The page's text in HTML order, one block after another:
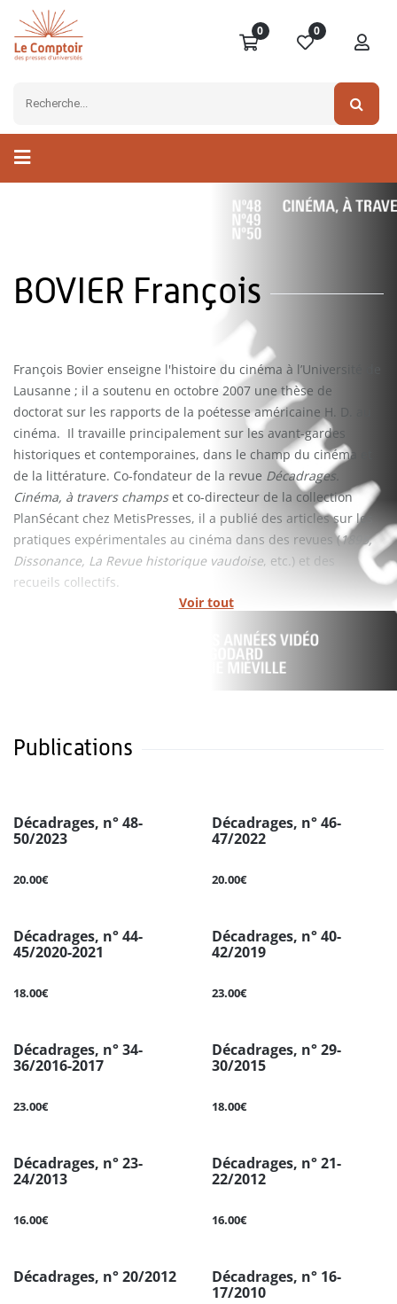
0 0
BOVIER François
Voir tout
François Bovier enseigne l'histoire du cinéma à l’Université de
Lausanne ; il a soutenu en octobre 2007 une thèse de
doctorat sur les rapports de la poétesse américaine H. D. au
cinéma. Il travaille principalement sur les avant-gardes
historiques et contemporaines, dans le champ du cinéma et
de la littérature. Co-fondateur de la revue Décadrages.
Cinéma, à travers champset co-directeur de la collection
PlanSécant chez MetisPresses, il a publié des articles sur les
pratiques expérimentales au cinéma dans des revues (1895,
Dissonance, La Revue historique vaudoise, etc.) et des
recueils collectifs.
Publications
Décadrages, n° 48-
50/2023
20.00€
Décadrages, n° 46-
47/2022
20.00€
Décadrages, n° 44-
45/2020-2021
18.00€
Décadrages, n° 40-
42/2019
23.00€
Décadrages, n° 34-
36/2016-2017
23.00€
Décadrages, n° 29-
30/2015
18.00€
Décadrages, n° 23-
24/2013
16.00€
Décadrages, n° 21-
22/2012
16.00€
Décadrages, n° 20/2012
Décadrages, n° 16-
17/2010